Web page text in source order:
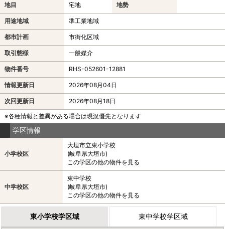
地目 宅地 地勢
用途地域 準工業地域
都市計画 市街化区域
取引態様 一般媒介
物件番号 RHS-052601-12881
情報更新日 2026年08月04日
次回更新日
2026年08月18日
※各種情報と差異がある場合は現況優先となります
学区情報
小学校区
大垣市立東小学校
(岐阜県大垣市)
この学区の他の物件を見る
中学校区
東中学校
(岐阜県大垣市)
この学区の他の物件を見る
東小学校学区域 東中学校学区域